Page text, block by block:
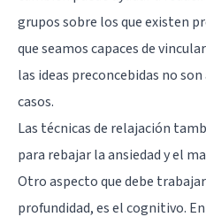
grupos sobre los que existen
que seamos capaces de
las ideas preconcebidas no
casos.
Las técnicas de relajación
para rebajar la ansiedad y el
Otro aspecto que debe
profundidad, es el cognitivo.